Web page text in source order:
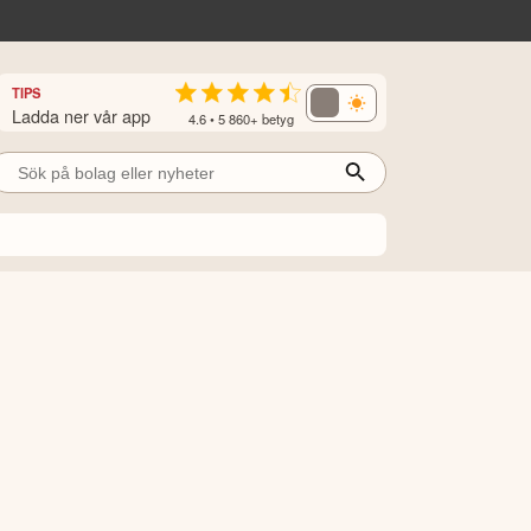
TIPS
Ladda ner vår app 4.6 • 5 860+ betyg